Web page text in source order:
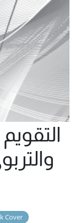
Cover